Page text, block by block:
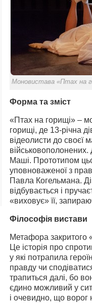
Моновистава «Птах на
Форма та зміст
«Птах на горищі» –
горищі, де 13-річна
відеолисти до своєї
Маші. Прототипом
уповноваженої з
Павла Когельмана.
відбувається і
«виховує» її,
Філософія вистави
Метафора закритого
Це історія про
у які потрапила
правду чи
трапиться далі, бо
єдино можливий у
і очевидно, що ворог